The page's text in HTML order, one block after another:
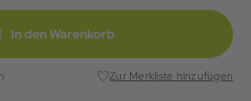
In den Warenkorb
Zur Merkliste hinzufügen